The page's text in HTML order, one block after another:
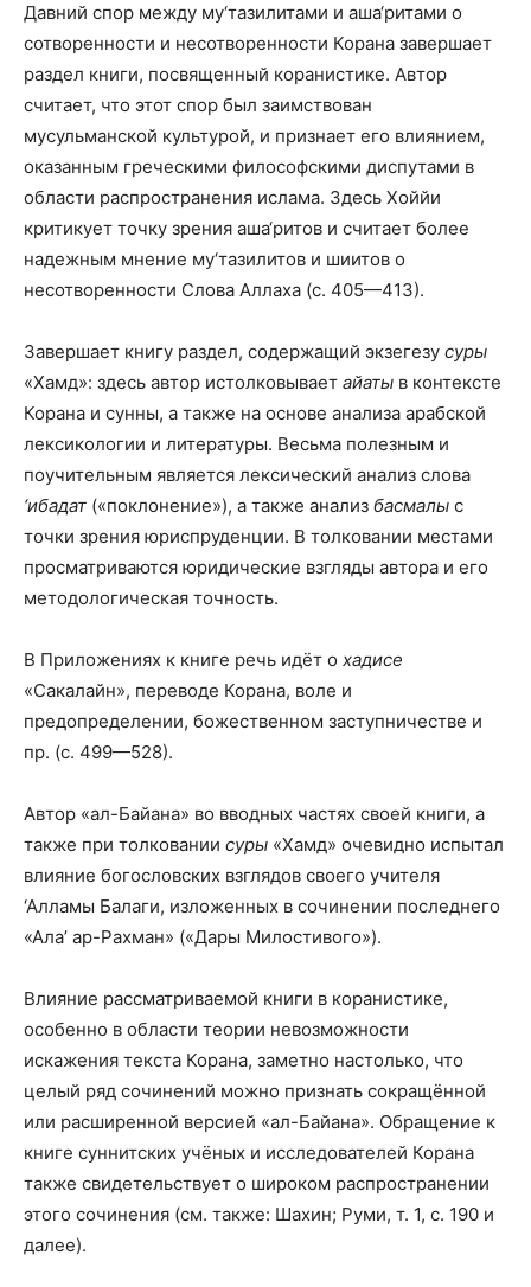
Давний спор между му‘тазилитами и аша‘ритами о
сотворенности и несотворенности Корана завершает
раздел книги, посвященный коранистике. Автор
считает, что этот спор был заимствован
мусульманской культурой, и признает его влиянием,
оказанным греческими философскими диспутами в
области распространения ислама. Здесь Хоййи
критикует точку зрения аша‘ритов и считает более
надежным мнение му‘тазилитов и шиитов о
несотворенности Слова Аллаха (с. 405—413).
Завершает книгу раздел, содержащий экзегезу суры
«Хамд»: здесь автор истолковывает айаты в контексте
Корана и сунны, а также на основе анализа арабской
лексикологии и литературы. Весьма полезным и
поучительным является лексический анализ слова
‘ибадат («поклонение»), а также анализ басмалы с
точки зрения юриспруденции. В толковании местами
просматриваются юридические взгляды автора и его
методологическая точность.
В Приложениях к книге речь идёт о хадисе
«Сакалайн», переводе Корана, воле и
предопределении, божественном заступничестве и
пр. (с. 499—528).
Автор «ал-Байана» во вводных частях своей книги, а
также при толковании суры «Хамд» очевидно испытал
влияние богословских взглядов своего учителя
‘Алламы Балаги, изложенных в сочинении последнего
«Ала’ ар-Рахман» («Дары Милостивого»).
Влияние рассматриваемой книги в коранистике,
особенно в области теории невозможности
искажения текста Корана, заметно настолько, что
целый ряд сочинений можно признать сокращённой
или расширенной версией «ал-Байана». Обращение к
книге суннитских учёных и исследователей Корана
также свидетельствует о широком распространении
этого сочинения (см. также: Шахин; Руми, т. 1, с. 190 и
далее).